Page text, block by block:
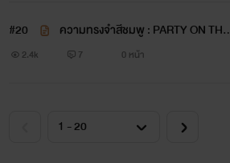
#20
ความทรงจำสีชมพู : PARTY ON THE
BEACH
2.4k 7 0 หน้า